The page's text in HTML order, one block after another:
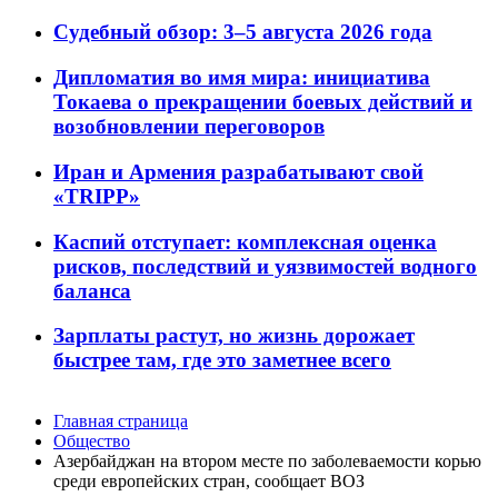
Судебный обзор: 3–5 августа 2026 года
Дипломатия во имя мира: инициатива
Токаева о прекращении боевых действий и
возобновлении переговоров
Иран и Армения разрабатывают свой
«TRIPP»
Каспий отступает: комплексная оценка
рисков, последствий и уязвимостей водного
баланса
Зарплаты растут, но жизнь дорожает
быстрее там, где это заметнее всего
Главная страница
Общество
Азербайджан на втором месте по заболеваемости корью
среди европейских стран, сообщает ВОЗ